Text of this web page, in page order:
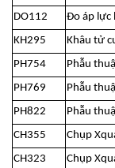
DO112
Đo áp lực
KH295
Khâu tử
PH754
Phẫu
PH769
Phẫu
PH822
Phẫu
CH355
Chụp
CH323
Chụp